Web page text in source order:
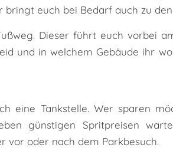
euch bei Bedarf auch zu den
Dieser führt euch vorbei
und in welchem Gebäude ihr
eine Tankstelle. Wer sparen
günstigen Spritpreisen
vor oder nach dem Parkbesuch.